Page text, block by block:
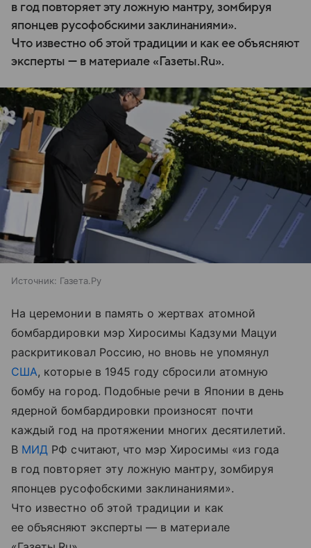
в год повторяет эту ложную мантру, зомбируя
японцев русофобскими заклинаниями».
Что известно об этой традиции и как ее объясняют
эксперты — в материале «Газеты.Ru».
Источник: Газета.Ру
На церемонии в память о жертвах атомной
бомбардировки мэр Хиросимы Кадзуми Мацуи
раскритиковал Россию, но вновь не упомянул
США, которые в 1945 году сбросили атомную
бомбу на город. Подобные речи в Японии в день
ядерной бомбардировки произносят почти
каждый год на протяжении многих десятилетий.
В МИД РФ считают, что мэр Хиросимы «из года
в год повторяет эту ложную мантру, зомбируя
японцев русофобскими заклинаниями».
Что известно об этой традиции и как
ее объясняют эксперты — в материале